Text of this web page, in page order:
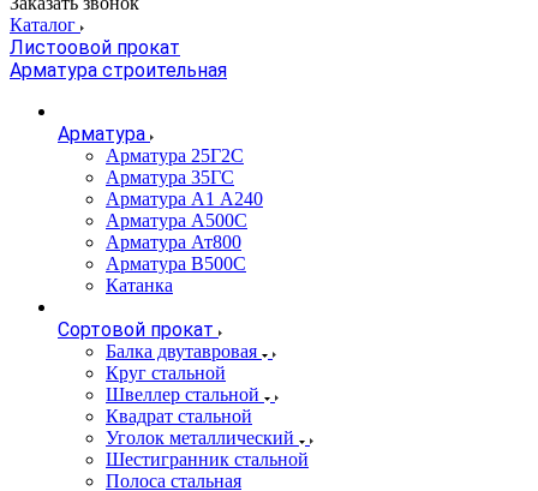
Каталог
Листоовой прокат
Арматура строительная
Арматура
Арматура 25Г2С
Арматура 35ГС
Арматура А1 А240
Арматура А500С
Арматура Ат800
Арматура В500С
Катанка
Сортовой прокат
Балка двутавровая
Круг стальной
Швеллер стальной
Квадрат стальной
Уголок металлический
Шестигранник стальной
Полоса стальная